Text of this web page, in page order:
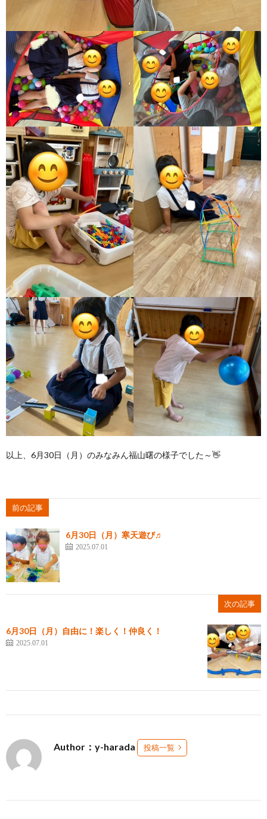
以上、6月30日（月）のみなみん福山曙の様子でした～👋
前の記事
6月30日（月）寒天遊び♬
2025.07.01
次の記事
6月30日（月）自由に！楽しく！仲良く！
2025.07.01
Author：y-harada 投稿一覧